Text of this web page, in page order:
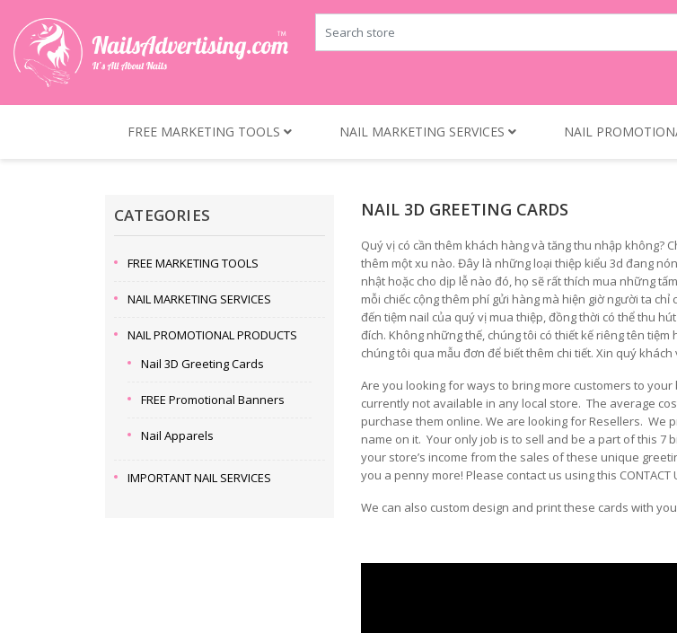
FREE MARKETING TOOLS NAIL MARKETING SERVICES NAIL
CATEGORIES
FREE MARKETING TOOLS
NAIL MARKETING SERVICES
NAIL PROMOTIONAL PRODUCTS
Nail 3D Greeting Cards
FREE Promotional Banners
Nail Apparels
IMPORTANT NAIL SERVICES
NAIL 3D GREETING CARDS
Quý vị có cần thêm khách hàng và tăng thu nhập không?
thêm một xu nào. Đây là những loại thiệp kiểu 3d đang
nhật hoặc cho dịp lễ nào đó, họ sẽ rất thích mua những
mỗi chiếc cộng thêm phí gửi hàng mà hiện giờ người ta
đến tiệm nail của quý vị mua thiệp, đồng thời có thể thu
đích. Không những thế, chúng tôi có thiết kế riêng tên
chúng tôi qua mẫu đơn để biết thêm chi tiết. Xin quý khách
Are you looking for ways to bring more customers to
currently not available in any local store. The average
purchase them online. We are looking for Resellers. We
name on it. Your only job is to sell and be a part of this
your store’s income from the sales of these unique
you a penny more! Please contact us using this CONTACT
We can also custom design and print these cards with